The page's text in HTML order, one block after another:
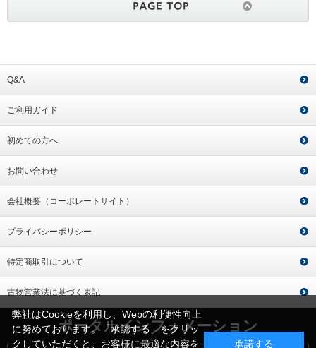
Q&A
ご利用ガイド
初めての方へ
お問い合わせ
会社概要（コーポレートサイト）
プライバシーポリシー
特定商取引について
古物営業法に基づく表記
ポータルインフォメーション
弊社はCookieを利用し、Webの利便性向上
に努めております。「承認する」をクリッ
クしていただくと、お客様に最適な内容を
承諾する